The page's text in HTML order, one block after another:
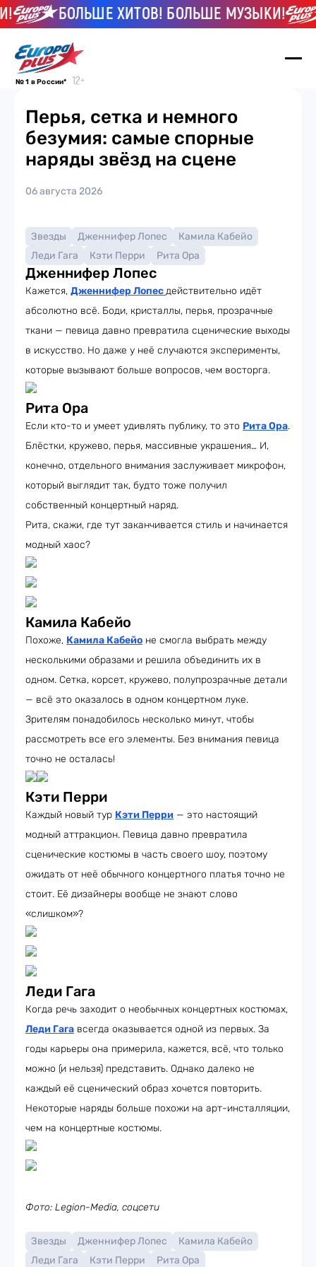
БОЛЬШЕ ХИТОВ! БОЛЬШЕ МУЗЫКИ!
№ 1 в России*
Перья, сетка и немного
безумия: самые спорные
наряды звёзд на сцене
06 августа 2026
Звезды Дженнифер Лопес
Камила Кабейо
Леди Гага
Кэти Перри Рита Ора
Дженнифер Лопес
Кажется, Дженнифер Лопесдействительно идёт
абсолютно всё. Боди, кристаллы, перья, прозрачные
ткани — певица давно превратила сценические выходы
в искусство. Но даже у неё случаются эксперименты,
которые вызывают больше вопросов, чем восторга.
Рита Ора
Если кто-то и умеет удивлять публику, то это Рита Ора.
Блёстки, кружево, перья, массивные украшения… И,
конечно, отдельного внимания заслуживает микрофон,
который выглядит так, будто тоже получил
собственный концертный наряд.
Рита, скажи, где тут заканчивается стиль и начинается
модный хаос?
Камила Кабейо
Похоже, Камила Кабейо не смогла выбрать между
несколькими образами и решила объединить их в
одном. Сетка, корсет, кружево, полупрозрачные детали
— всё это оказалось в одном концертном луке.
Зрителям понадобилось несколько минут, чтобы
рассмотреть все его элементы. Без внимания певица
точно не осталась!
Кэти Перри
Каждый новый тур Кэти Перри — это настоящий
модный аттракцион. Певица давно превратила
сценические костюмы в часть своего шоу, поэтому
ожидать от неё обычного концертного платья точно не
стоит. Её дизайнеры вообще не знают слово
«слишком»?
Леди Гага
Когда речь заходит о необычных концертных костюмах,
Леди Гага всегда оказывается одной из первых. За
годы карьеры она примерила, кажется, всё, что только
можно (и нельзя) представить. Однако далеко не
каждый её сценический образ хочется повторить.
Некоторые наряды больше похожи на арт-инсталляции,
чем на концертные костюмы.
Фото: Legion-Media, соцсети
Звезды Дженнифер Лопес
Камила Кабейо
Леди Гага
Кэти Перри Рита Ора